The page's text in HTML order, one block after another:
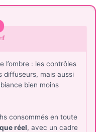
l’ombre : les contrôles
diffuseurs, mais aussi
bien moins
consommés en toute
réel, avec un cadre